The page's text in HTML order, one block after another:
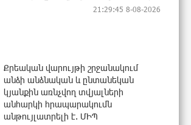
21:29:45 8-08-2026
Քրեական վարույթի շրջանակում
անձի անձնական և ընտանեկան
կյանքին առնչվող տվյալների
անհարկի հրապարակումն
անթույլատրելի է. ՄԻՊ